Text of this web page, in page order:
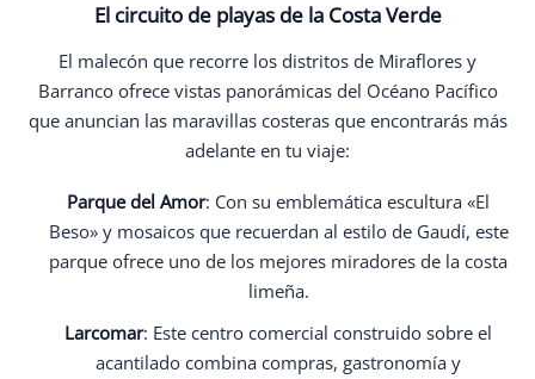
El circuito de playas de la Costa Verde
El malecón que recorre los distritos de Miraflores y
Barranco ofrece vistas panorámicas del Océano Pacífico
que anuncian las maravillas costeras que encontrarás más
adelante en tu viaje:
Parque del Amor: Con su emblemática escultura «El
Beso» y mosaicos que recuerdan al estilo de Gaudí, este
parque ofrece uno de los mejores miradores de la costa
limeña.
Larcomar: Este centro comercial construido sobre el
acantilado combina compras, gastronomía y